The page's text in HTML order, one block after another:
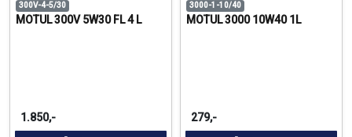
300V-4-5/30
MOTUL 300V 5W30 FL 4 L
1.850,-
3000-1-10/40
MOTUL 3000 10W40 1L
279,-